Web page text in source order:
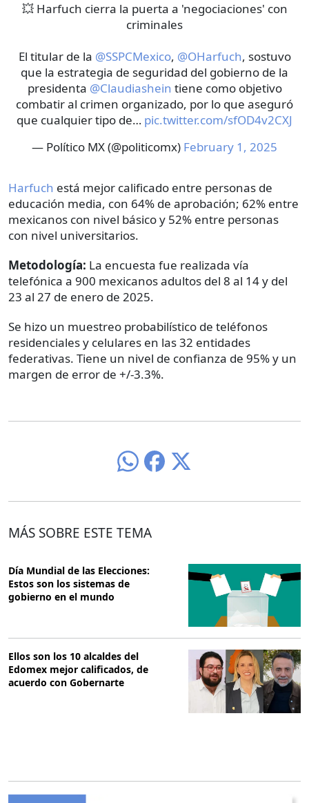
💥 Harfuch cierra la puerta a 'negociaciones' con
criminales
El titular de la @SSPCMexico, @OHarfuch, sostuvo
que la estrategia de seguridad del gobierno de la
presidenta @Claudiashein tiene como objetivo
combatir al crimen organizado, por lo que aseguró
que cualquier tipo de… pic.twitter.com/sfOD4v2CXJ
— Político MX (@politicomx) February 1, 2025
Harfuch está mejor calificado entre personas de
educación media, con 64% de aprobación; 62% entre
mexicanos con nivel básico y 52% entre personas
con nivel universitarios.
Metodología: La encuesta fue realizada vía
telefónica a 900 mexicanos adultos del 8 al 14 y del
23 al 27 de enero de 2025.
Se hizo un muestreo probabilístico de teléfonos
residenciales y celulares en las 32 entidades
federativas. Tiene un nivel de confianza de 95% y un
margen de error de +/-3.3%.
MÁS SOBRE ESTE TEMA
Día Mundial de las Elecciones:
Estos son los sistemas de
gobierno en el mundo
Ellos son los 10 alcaldes del
Edomex mejor calificados, de
acuerdo con Gobernarte